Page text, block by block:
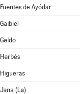
Fuentes de Ayódar
Gaibiel
Geldo
Herbés
Higueras
Jana (La)